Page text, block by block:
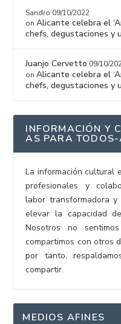
Sandro 09/10/2022
onAlicante celebra el
chefs, degustaciones y
Juanjo Cervetto 09/10/
onAlicante celebra el
chefs, degustaciones y
INFORMACIÓN Y
AS PARA
La información cultural
profesionales y
labor transformadora
elevar la capacidad
Nosotros no
compartimos con otros
por tanto,
compartir.
MEDIOS AFINES